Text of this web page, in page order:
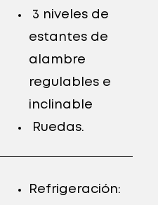
3 niveles de
estantes de
alambre
regulables e
inclinable
Ruedas.
Refrigeración: